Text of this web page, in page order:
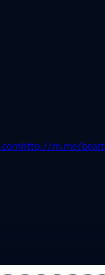
http://m.me/